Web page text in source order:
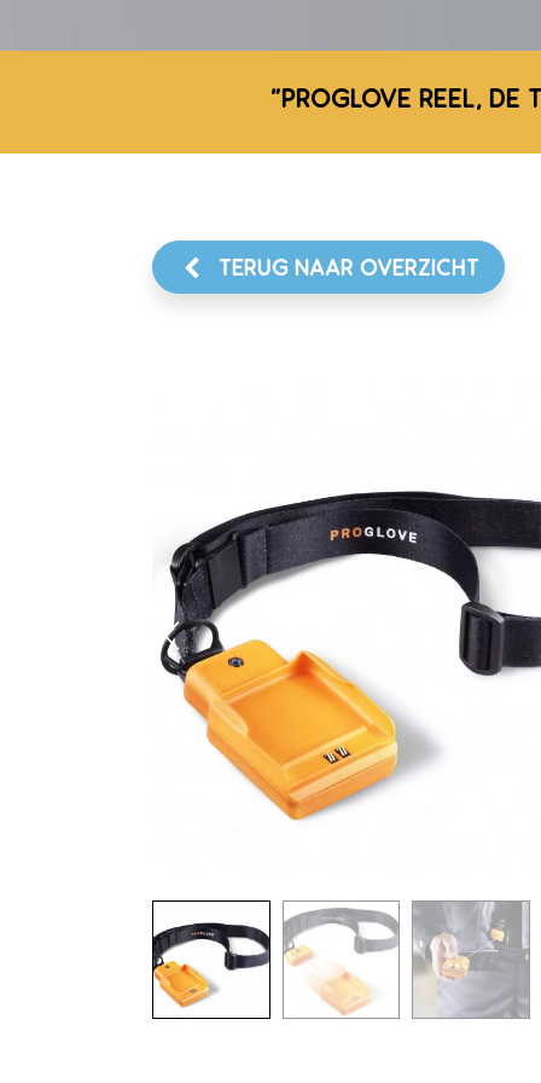
"PROGLOVE REEL, DE
TERUG NAAR OVERZICHT